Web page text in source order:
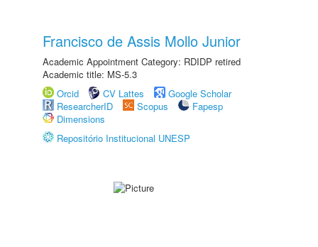
Francisco de Assis Mollo Junior
Academic Appointment Category: RDIDP retired
Academic title: MS-5.3
Orcid
CV Lattes
Google Scholar
ResearcherID
Scopus
Fapesp
Dimensions
Repositório Institucional UNESP